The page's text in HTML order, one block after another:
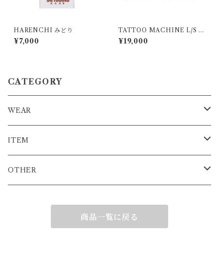
HARENCHI みどり
¥7,000
TATTOO MACHINE L/S B
LACK×REFLECTOR
¥19,000
CATEGORY
WEAR
T-SHIRT
L/S T-SHIRT
ITEM
STICKER
OTHER
商品一覧に戻る